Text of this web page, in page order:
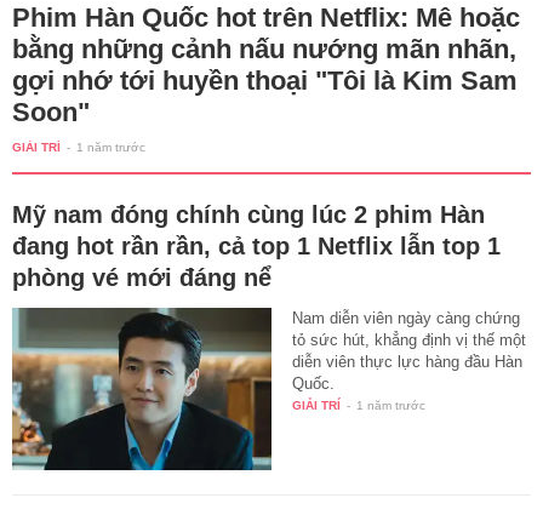
Phim Hàn Quốc hot trên Netflix: Mê hoặc
bằng những cảnh nấu nướng mãn nhãn,
gợi nhớ tới huyền thoại "Tôi là Kim Sam
Soon"
GIẢI TRÍ - 1 năm trước
Mỹ nam đóng chính cùng lúc 2 phim Hàn
đang hot rần rần, cả top 1 Netflix lẫn top 1
phòng vé mới đáng nể
Nam diễn viên ngày càng chứng
tỏ sức hút, khẳng định vị thế một
diễn viên thực lực hàng đầu Hàn
Quốc.
GIẢI TRÍ - 1 năm trước